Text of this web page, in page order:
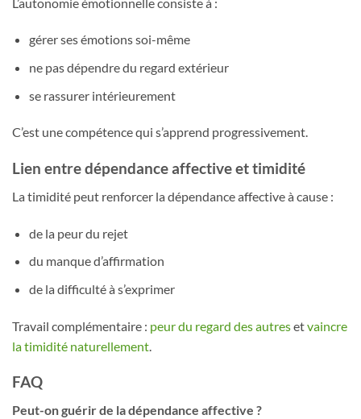
gérer ses émotions soi-même
ne pas dépendre du regard extérieur
se rassurer intérieurement
C’est une compétence qui s’apprend progressivement.
Lien entre dépendance affective et timidité
La timidité peut renforcer la dépendance affective à cause :
de la peur du rejet
du manque d’affirmation
de la difficulté à s’exprimer
Travail complémentaire : peur du regard des autresetvaincre
la timidité naturellement
FAQ
Peut-on guérir de la dépendance affective ?